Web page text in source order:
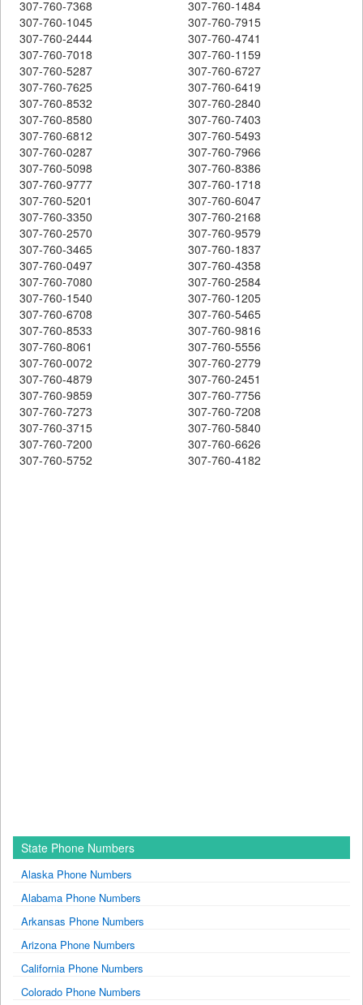
307-760-7368
307-760-1484
307-760-1045
307-760-7915
307-760-2444
307-760-4741
307-760-7018
307-760-1159
307-760-5287
307-760-6727
307-760-7625
307-760-6419
307-760-8532
307-760-2840
307-760-8580
307-760-7403
307-760-6812
307-760-5493
307-760-0287
307-760-7966
307-760-5098
307-760-8386
307-760-9777
307-760-1718
307-760-5201
307-760-6047
307-760-3350
307-760-2168
307-760-2570
307-760-9579
307-760-3465
307-760-1837
307-760-0497
307-760-4358
307-760-7080
307-760-2584
307-760-1540
307-760-1205
307-760-6708
307-760-5465
307-760-8533
307-760-9816
307-760-8061
307-760-5556
307-760-0072
307-760-2779
307-760-4879
307-760-2451
307-760-9859
307-760-7756
307-760-7273
307-760-7208
307-760-3715
307-760-5840
307-760-7200
307-760-6626
307-760-5752
307-760-4182
State Phone Numbers
Alaska Phone Numbers
Alabama Phone Numbers
Arkansas Phone Numbers
Arizona Phone Numbers
California Phone Numbers
Colorado Phone Numbers